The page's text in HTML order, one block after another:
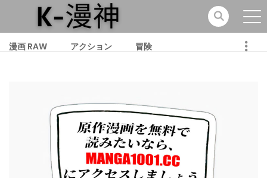
漫画 RAW アクション 冒険